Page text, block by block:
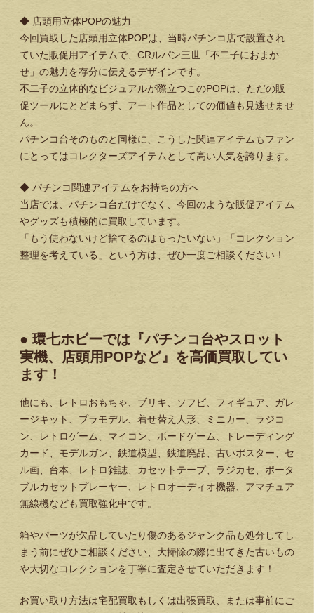
◆ 店頭用立体POPの魅力
今回買取した店頭用立体POPは、当時パチンコ店で設置され
ていた販促用アイテムで、CRルパン三世「不二子におまか
せ」の魅力を存分に伝えるデザインです。
不二子の立体的なビジュアルが際立つこのPOPは、ただの販
促ツールにとどまらず、アート作品としての価値も見逃せませ
ん。
パチンコ台そのものと同様に、こうした関連アイテムもファン
にとってはコレクターズアイテムとして高い人気を誇ります。
◆ パチンコ関連アイテムをお持ちの方へ
当店では、パチンコ台だけでなく、今回のような販促アイテム
やグッズも積極的に買取しています。
「もう使わないけど捨てるのはもったいない」「コレクション
整理を考えている」という方は、ぜひ一度ご相談ください！
● 環七ホビーでは『パチンコ台やスロット
実機、店頭用POPなど』を高価買取してい
ます！
他にも、レトロおもちゃ、ブリキ、ソフビ、フィギュア、ガレ
ージキット、プラモデル、着せ替え人形、ミニカー、ラジコ
ン、レトロゲーム、マイコン、ボードゲーム、トレーディング
カード、モデルガン、鉄道模型、鉄道廃品、古いポスター、セ
ル画、台本、レトロ雑誌、カセットテープ、ラジカセ、ポータ
ブルカセットプレーヤー、レトロオーディオ機器、アマチュア
無線機なども買取強化中です。
箱やパーツが欠品していたり傷のあるジャンク品も処分してし
まう前にぜひご相談ください、大掃除の際に出てきた古いもの
や大切なコレクションを丁寧に査定させていただきます！
お買い取り方法は宅配買取もしくは出張買取、または事前にご